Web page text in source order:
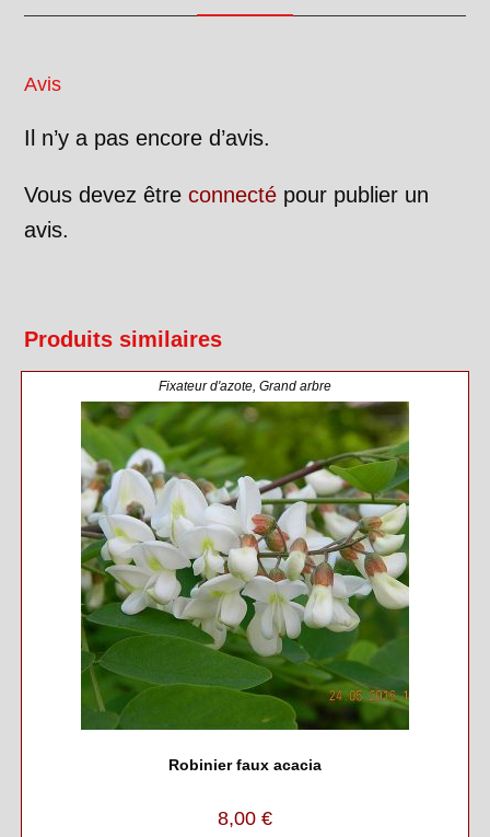
Avis
Il n’y a pas encore d’avis.
Vous devez êtreconnecté pour publier un
avis.
Produits similaires
Fixateur d'azote, Grand arbre
Robinier faux acacia
8,00 €